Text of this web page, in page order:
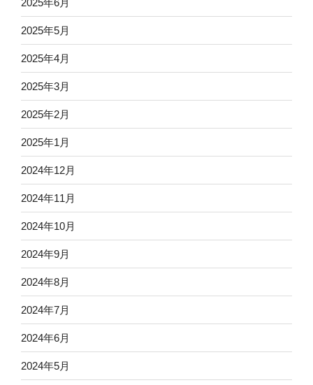
2025年5月
2025年4月
2025年3月
2025年2月
2025年1月
2024年12月
2024年11月
2024年10月
2024年9月
2024年8月
2024年7月
2024年6月
2024年5月